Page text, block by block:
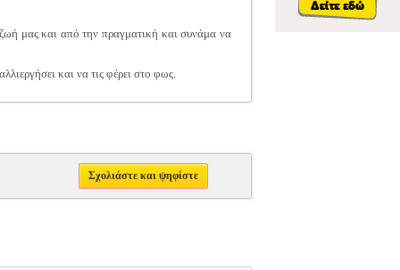
μας και από την πραγματική και συνάμα να
και να τις φέρει στο φως.
Σχολιάστε και ψηφίστε